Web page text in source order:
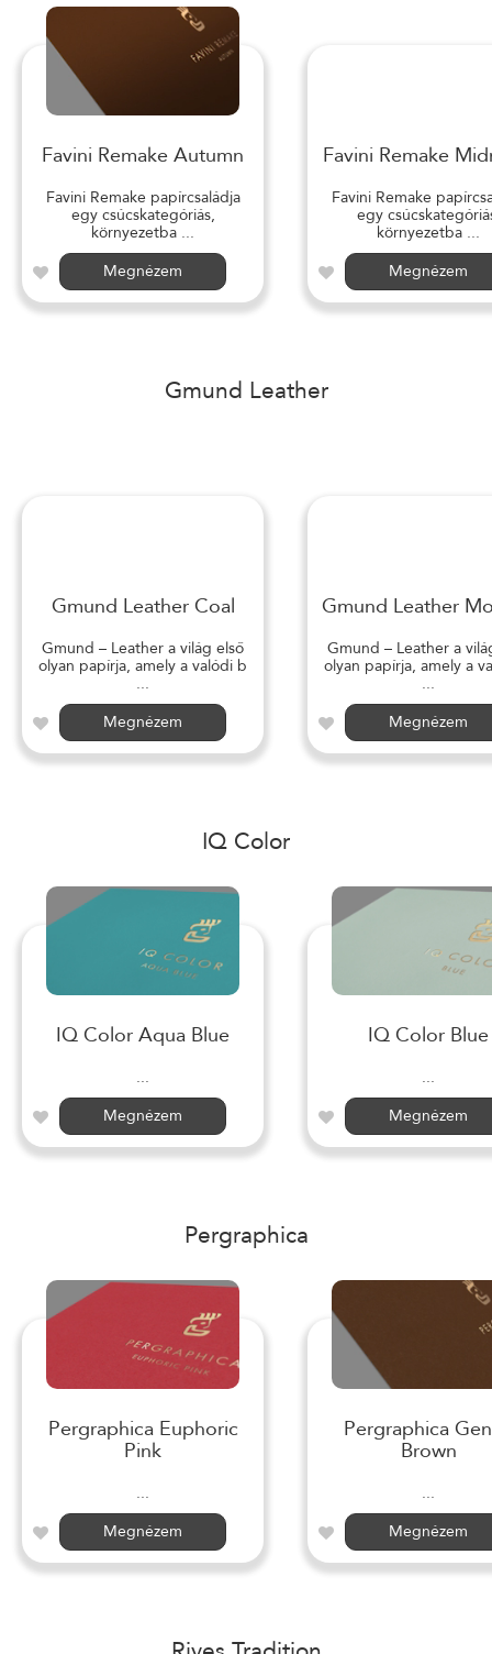
Favini Remake Autumn
Favini Remake papírcsaládja
egy csúcskategóriás,
környezetba ...
Megnézem
Favini Remake
Favini Remake
egy
környezetba ...
Megnézem
Gmund Leather
Gmund Leather Coal
Gmund – Leather a világ első
olyan papírja, amely a valódi b
...
Megnézem
Gmund Leather
Gmund – Leather a
olyan papírja, amely a
...
Megnézem
IQ Color
IQ Color Aqua Blue
...
Megnézem
IQ Color Blue
...
Megnézem
Pergraphica
Pergraphica Euphoric
Pink
...
Megnézem
Pergraphica
Brown
...
Megnézem